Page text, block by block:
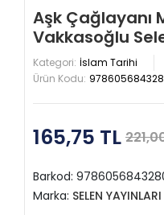
Aşk Çağlayanı
Vakkasoğlu
Kategori: İslam Tarihi
Ürün Kodu:
165,75 TL
Barkod:
Marka: SELEN YAYINLARI